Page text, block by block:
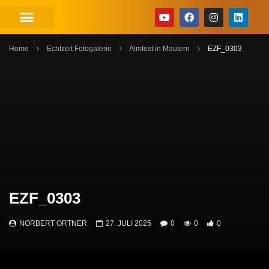
Home Echtzeit Fotogalerie Almfest in Mautern EZF_0303
EZF_0303
NORBERT ORTNER 27. JULI 2025 0 0 0